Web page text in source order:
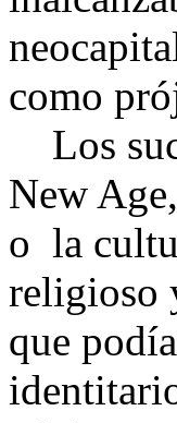
como
Los
New
o la
religioso
que